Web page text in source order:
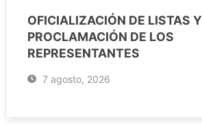
OFICIALIZACIÓN DE LISTAS Y
PROCLAMACIÓN DE LOS
REPRESENTANTES
7 agosto, 2026